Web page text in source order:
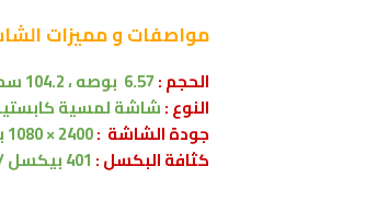
مواصفاتو مميزات
الحجم :6.57 بوصه ،104.2 سم2
النوع :شاشة لمسية
جودة الشاشة :2400 × 1080 بكسل
كثافة البكسل : 401 بيكسل / انش . 16 مليون لون